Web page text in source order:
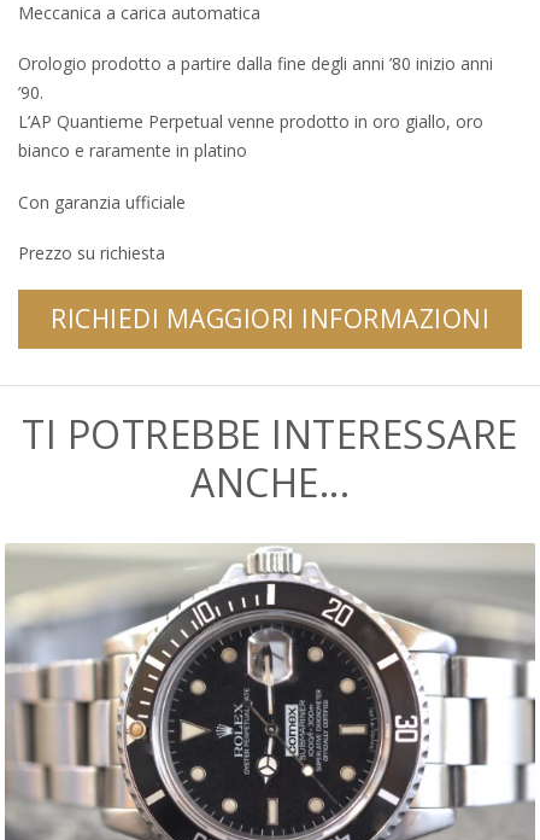
Meccanica a carica automatica
Orologio prodotto a partire dalla fine degli anni ’80 inizio anni
’90.
L’AP Quantieme Perpetual venne prodotto in oro giallo, oro
bianco e raramente in platino
Con garanzia ufficiale
Prezzo su richiesta
RICHIEDI MAGGIORI INFORMAZIONI
TI POTREBBE INTERESSARE
ANCHE...